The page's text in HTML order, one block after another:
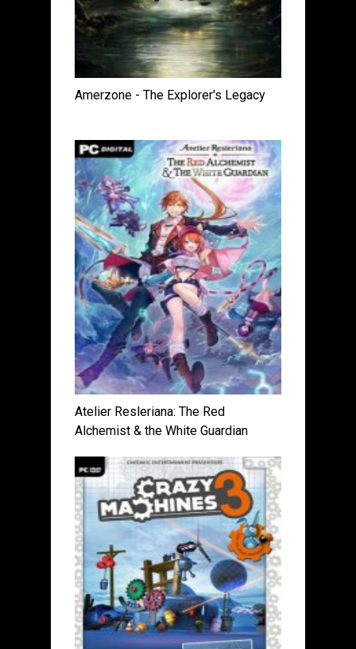
Amerzone - The Explorer's Legacy
Atelier Resleriana: The Red
Alchemist & the White Guardian